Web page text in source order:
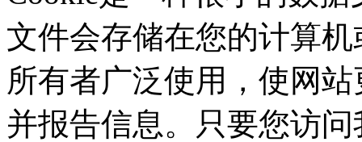
文件会存储在您的计算
所有者广泛使用，使网
并报告信息。只要您访问